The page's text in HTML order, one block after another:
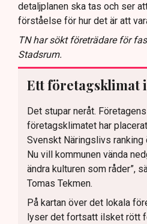
detaljplanen ska tas och ser
förståelse för hur det är att
TN har sökt företrädare för
Stadsrum.
Ett företagsklimat
Det stupar neråt.
företagsklimatet har
Svenskt Näringslivs
Nu vill kommunen vända
ändra kulturen som råder”,
Tomas Tekmen.
På kartan över det lokala
lyser det fortsatt ilsket rött